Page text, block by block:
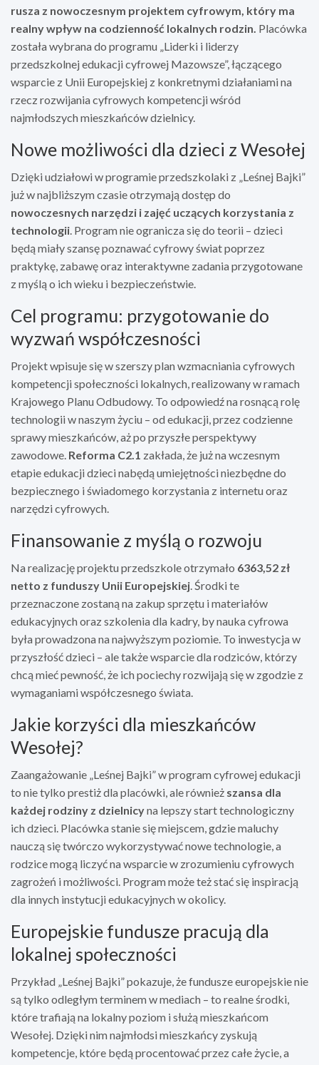
rusza z nowoczesnym projektem cyfrowym, który ma
realny wpływ na codzienność lokalnych rodzin. Placówka
została wybrana do programu „Liderki i liderzy
przedszkolnej edukacji cyfrowej Mazowsze”, łączącego
wsparcie z Unii Europejskiej z konkretnymi działaniami na
rzecz rozwijania cyfrowych kompetencji wśród
najmłodszych mieszkańców dzielnicy.
Nowe możliwości dla dzieci z Wesołej
Dzięki udziałowi w programie przedszkolaki z „Leśnej Bajki”
już w najbliższym czasie otrzymają dostęp do
nowoczesnych narzędzi i zajęć uczących korzystania z
technologii. Program nie ogranicza się do teorii – dzieci
będą miały szansę poznawać cyfrowy świat poprzez
praktykę, zabawę oraz interaktywne zadania przygotowane
z myślą o ich wieku i bezpieczeństwie.
Cel programu: przygotowanie do
wyzwań współczesności
Projekt wpisuje się w szerszy plan wzmacniania cyfrowych
kompetencji społeczności lokalnych, realizowany w ramach
Krajowego Planu Odbudowy. To odpowiedź na rosnącą rolę
technologii w naszym życiu – od edukacji, przez codzienne
sprawy mieszkańców, aż po przyszłe perspektywy
zawodowe. Reforma C2.1 zakłada, że już na wczesnym
etapie edukacji dzieci nabędą umiejętności niezbędne do
bezpiecznego i świadomego korzystania z internetu oraz
narzędzi cyfrowych.
Finansowanie z myślą o rozwoju
Na realizację projektu przedszkole otrzymało 6363,52 zł
netto z funduszy Unii Europejskiej. Środki te
przeznaczone zostaną na zakup sprzętu i materiałów
edukacyjnych oraz szkolenia dla kadry, by nauka cyfrowa
była prowadzona na najwyższym poziomie. To inwestycja w
przyszłość dzieci – ale także wsparcie dla rodziców, którzy
chcą mieć pewność, że ich pociechy rozwijają się w zgodzie z
wymaganiami współczesnego świata.
Jakie korzyści dla mieszkańców
Wesołej?
Zaangażowanie „Leśnej Bajki” w program cyfrowej edukacji
to nie tylko prestiż dla placówki, ale również szansa dla
każdej rodziny z dzielnicyna lepszy start technologiczny
ich dzieci. Placówka stanie się miejscem, gdzie maluchy
nauczą się twórczo wykorzystywać nowe technologie, a
rodzice mogą liczyć na wsparcie w zrozumieniu cyfrowych
zagrożeń i możliwości. Program może też stać się inspiracją
dla innych instytucji edukacyjnych w okolicy.
Europejskie fundusze pracują dla
lokalnej społeczności
Przykład „Leśnej Bajki” pokazuje, że fundusze europejskie nie
są tylko odległym terminem w mediach – to realne środki,
które trafiają na lokalny poziom i służą mieszkańcom
Wesołej. Dzięki nim najmłodsi mieszkańcy zyskują
kompetencje, które będą procentować przez całe życie, a